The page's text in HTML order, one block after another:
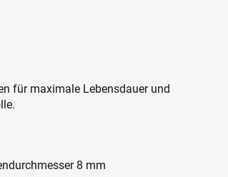
für maximale Lebensdauer und
8 mm